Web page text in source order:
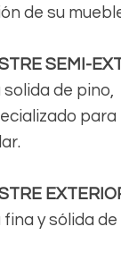
de su
SEMI-
de pino,
para
y sólida de